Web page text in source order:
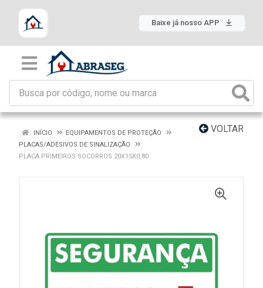
Baixe já nosso APP
VOLTAR
INÍCIO
EQUIPAMENTOS DE PROTEÇÃO
PLACAS/ADESIVOS DE SINALIZAÇÃO
PLACA PRIMEIROS SOCORROS 20X15X0,80